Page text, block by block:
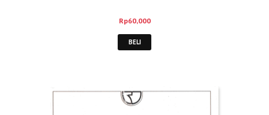
Rp60,000
BELI